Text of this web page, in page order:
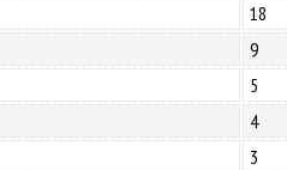
18
9
5
4
3